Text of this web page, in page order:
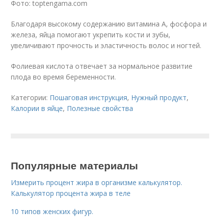
Фото: toptengama.com
Благодаря высокому содержанию витамина A, фосфора и
железа, яйца помогают укрепить кости и зубы,
увеличивают прочность и эластичность волос и ногтей.
Фолиевая кислота отвечает за нормальное развитие
плода во время беременности.
Категории: Пошаговая инструкция, Нужный продукт,
Калории в яйце, Полезные свойства
Популярные материалы
Измерить процент жира в организме калькулятор.
Калькулятор процента жира в теле
10 типов женских фигур.